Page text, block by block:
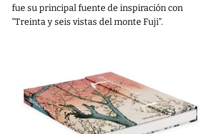
fue su principal fuente de inspiración con
“Treinta y seis vistas del monte Fuji”.